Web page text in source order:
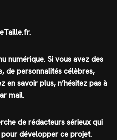
numérique. Si vous avez des
de personnalités célèbres,
en savoir plus, n’hésitez pas à
mail.
de rédacteurs sérieux qui
développer ce projet.